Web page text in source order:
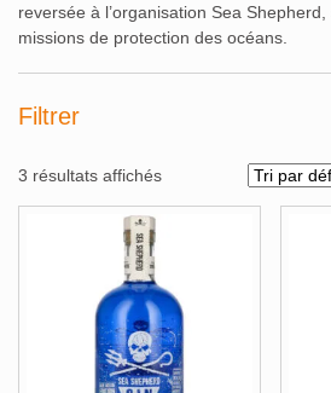
reversée à l’organisation Sea
missions de protection des océans.
Filtrer
Alcools Bio
Bouteilles originales
Calendrier de l'avent
Coffrets Cadeau
3 résultats affichés